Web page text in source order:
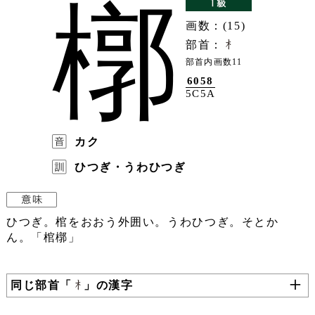
槨
画数：(15)
部首：
部首内画数11
6058
5C5A
カク
ひつぎ・うわひつぎ
ひつぎ。棺をおおう外囲い。うわひつぎ。そとか
ん。「棺槨」
同じ部首「 」の漢字